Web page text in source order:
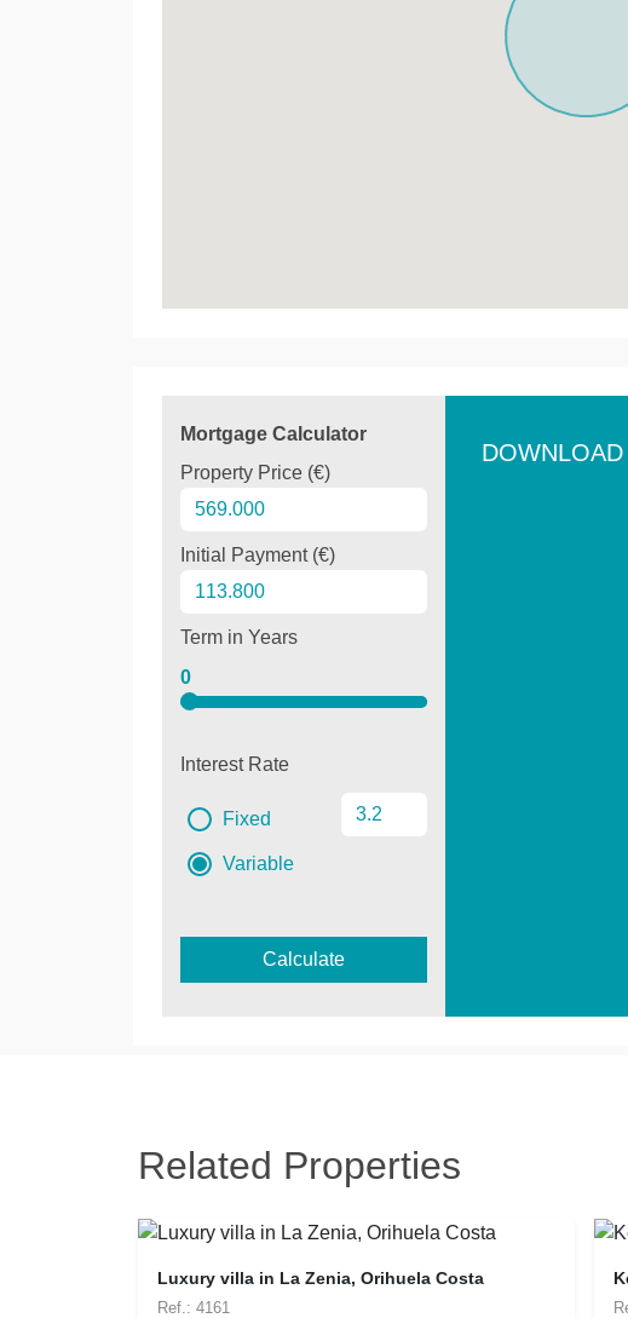
Mortgage Calculator
Property Price (€)
Initial Payment (€)
Term in Years
0
Interest Rate
Fixed
Variable
Calculate
Related Properties
Luxury villa in La Zenia, Orihuela Costa
Ref.: 4161